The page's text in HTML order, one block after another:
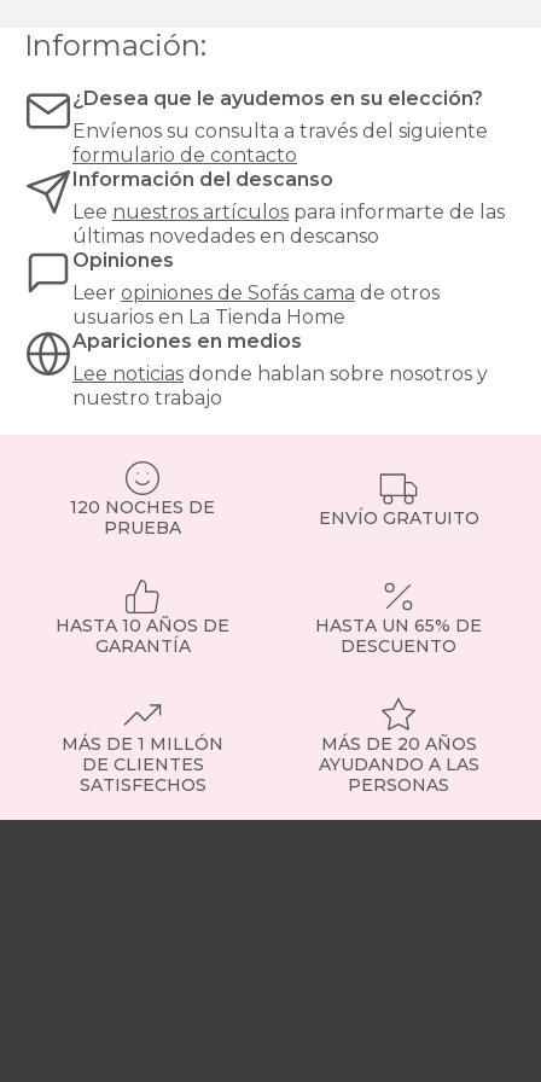
Información:
¿Desea que le ayudemos en su elección?
Envíenos su consulta a través del siguiente
formulario de contacto
Información del descanso
Lee nuestros artículos para informarte de las
últimas novedades en descanso
Opiniones
Leer opiniones de Sofás cama de otros
usuarios en La Tienda Home
Apariciones en medios
Lee noticias donde hablan sobre nosotros y
nuestro trabajo
120 NOCHES DE
PRUEBA
ENVÍO GRATUITO
HASTA 10 AÑOS DE
GARANTÍA
HASTA UN 65% DE
DESCUENTO
MÁS DE 1 MILLÓN
DE CLIENTES
SATISFECHOS
MÁS DE 20 AÑOS
AYUDANDO A LAS
PERSONAS